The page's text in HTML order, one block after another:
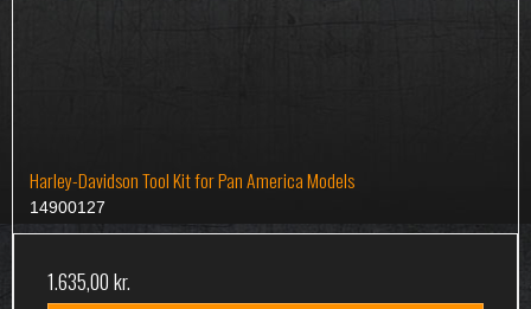
Harley-Davidson Tool Kit for Pan America Models
14900127
1.635,00 kr.